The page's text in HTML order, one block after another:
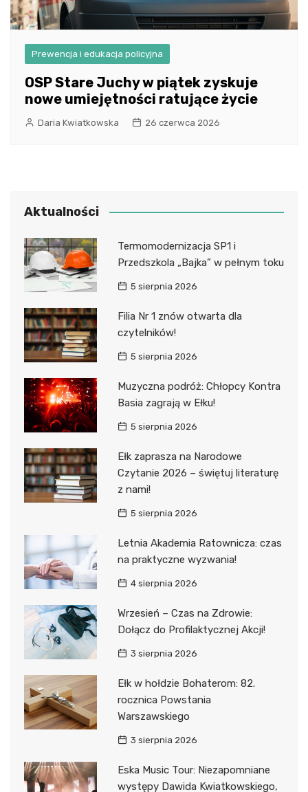
Prewencja i edukacja policyjna
OSP Stare Juchy w piątek zyskuje
nowe umiejętności ratujące życie
Daria Kwiatkowska 26 czerwca 2026
Aktualności
Termomodernizacja SP1 i
Przedszkola „Bajka” w pełnym toku
5 sierpnia 2026
Filia Nr 1 znów otwarta dla
czytelników!
5 sierpnia 2026
Muzyczna podróż: Chłopcy Kontra
Basia zagrają w Ełku!
5 sierpnia 2026
Ełk zaprasza na Narodowe
Czytanie 2026 – świętuj literaturę
z nami!
5 sierpnia 2026
Letnia Akademia Ratownicza: czas
na praktyczne wyzwania!
4 sierpnia 2026
Wrzesień – Czas na Zdrowie:
Dołącz do Profilaktycznej Akcji!
3 sierpnia 2026
Ełk w hołdzie Bohaterom: 82.
rocznica Powstania
Warszawskiego
3 sierpnia 2026
Eska Music Tour: Niezapomniane
występy Dawida Kwiatkowskiego,